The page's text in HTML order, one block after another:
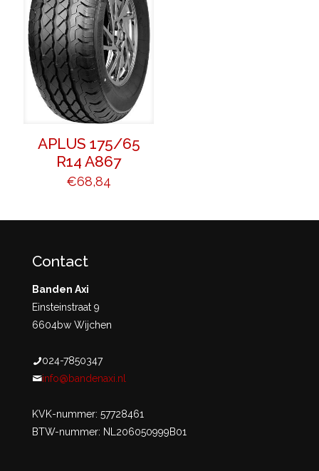
APLUS 175/65
R14 A867
€68,84
Contact
Banden Axi
Einsteinstraat 9
6604bw Wijchen
024-7850347
info@bandenaxi.nl
KVK-nummer: 57728461
BTW-nummer: NL206050999B01